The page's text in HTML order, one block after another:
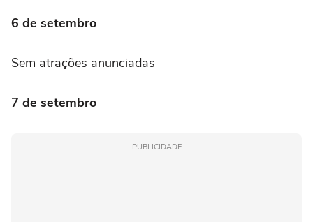
6 de setembro
Sem atrações anunciadas
7 de setembro
PUBLICIDADE